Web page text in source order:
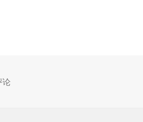
】自个替换行车记录仪的锂电池
论